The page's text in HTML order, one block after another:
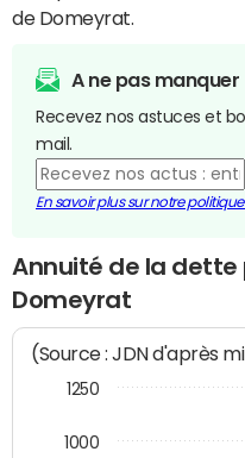
de Domeyrat.
A ne pas manquer
Recevez nos astuces et
mail.
En savoir plus sur notre
Annuité de la
Domeyrat
(Source : JDN d'après
1000
1250